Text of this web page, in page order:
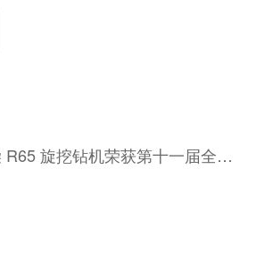
企业动态｜祝贺玉柴 R65 旋挖钻机荣获第十一届全国“紫金奖”铜奖，创新设计引领行业标杆！